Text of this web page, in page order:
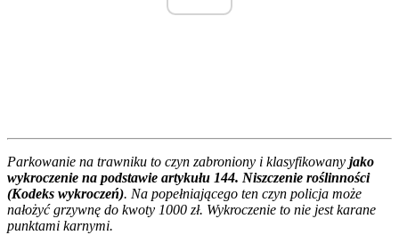
Parkowanie na trawniku to czyn zabroniony i klasyfikowany jako
wykroczenie na podstawie artykułu 144. Niszczenie roślinności
(Kodeks wykroczeń). Na popełniającego ten czyn policja może
nałożyć grzywnę do kwoty 1000 zł. Wykroczenie to nie jest karane
punktami karnymi.